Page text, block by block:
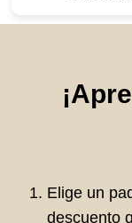
Elige un
descuento